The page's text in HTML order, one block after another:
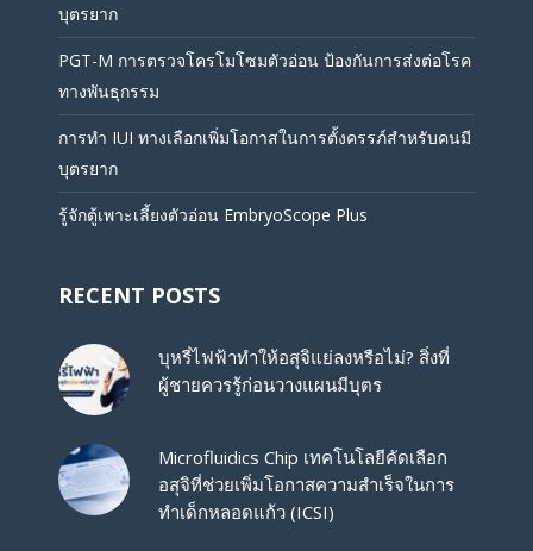
บุตรยาก
PGT-M การตรวจโครโมโซมตัวอ่อน ป้องกันการส่งต่อโรค
ทางพันธุกรรม
การทำ IUI ทางเลือกเพิ่มโอกาสในการตั้งครรภ์สำหรับคนมี
บุตรยาก
รู้จักตู้เพาะเลี้ยงตัวอ่อน EmbryoScope Plus
RECENT POSTS
บุหรี่ไฟฟ้าทำให้อสุจิแย่ลงหรือไม่? สิ่งที่
ผู้ชายควรรู้ก่อนวางแผนมีบุตร
Microfluidics Chip เทคโนโลยีคัดเลือก
อสุจิที่ช่วยเพิ่มโอกาสความสำเร็จในการ
ทำเด็กหลอดแก้ว (ICSI)